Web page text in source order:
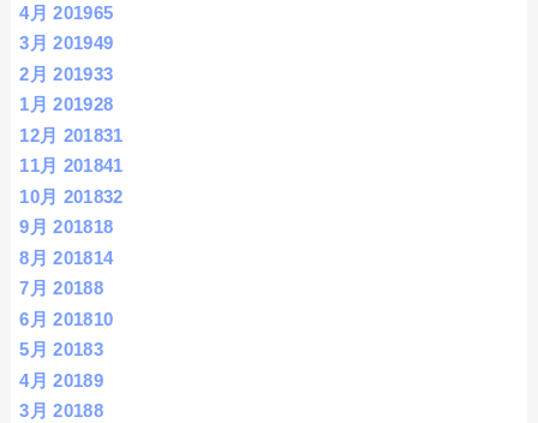
4月 201965
3月 201949
2月 201933
1月 201928
12月 201831
11月 201841
10月 201832
9月 201818
8月 201814
7月 20188
6月 201810
5月 20183
4月 20189
3月 20188